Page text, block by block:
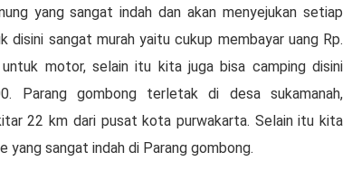
yang sangat indah dan akan menyejukan setiap
sangat murah yaitu cukup membayar uang Rp.
motor, selain itu kita juga bisa camping disini
Parang gombong terletak di desa sukamanah,
22 km dari pusat kota purwakarta. Selain itu kita
yang sangat indah di Parang gombong.